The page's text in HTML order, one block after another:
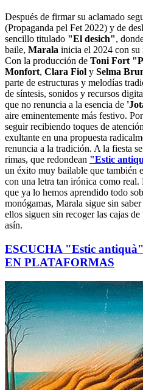
Después de firmar su aclamado
(Propaganda pel Fet 2022) y de
sencillo titulado "El desich",
baile, Marala inicia el 2024 con su
Con la producción de Toni Fort
Monfort, Clara Fiol y Selma
parte de estructuras y melodías
de síntesis, sonidos y recursos
que no renuncia a la esencia de
aire eminentemente más festivo.
seguir recibiendo toques de
exultante en una propuesta
renuncia a la tradición. A la fiesta
rimas, que redondean "Estic
un éxito muy bailable que también
con una letra tan irónica como real.
que ya lo hemos aprendido todo
monógamas, Marala sigue sin
ellos siguen sin recoger las cajas
asín.
ESCUCHA "Estic
EN PLATAFORMAS